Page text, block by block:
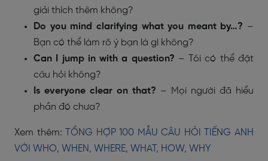
giải thích thêm không?
Do you mind clarifying what you meant by…? –
Bạn có thể làm rõ ý bạn là gì không?
Can I jump in with a question? – Tôi có thể đặt
câu hỏi không?
Is everyone clear on that? – Mọi người đã hiểu
phần đó chưa?
Xem thêm:
TỔNG HỢP 100 MẪU CÂU HỎI TIẾNG ANH
VỚI WHO, WHEN, WHERE, WHAT, HOW, WHY